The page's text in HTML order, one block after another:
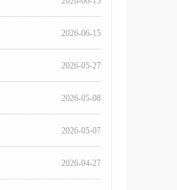
2026-06-15
2026-05-27
2026-05-08
2026-05-07
2026-04-27